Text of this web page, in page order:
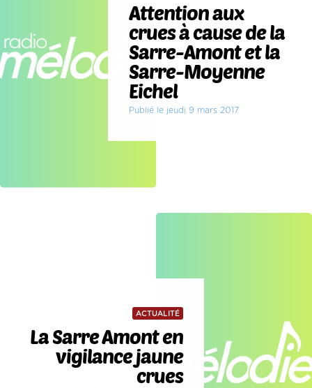
Attention aux
crues à cause de la
Sarre-Amont et la
Sarre-Moyenne
Eichel
Publié le jeudi 9 mars 2017
ACTUALITÉ
La Sarre Amont en
vigilance jaune
crues